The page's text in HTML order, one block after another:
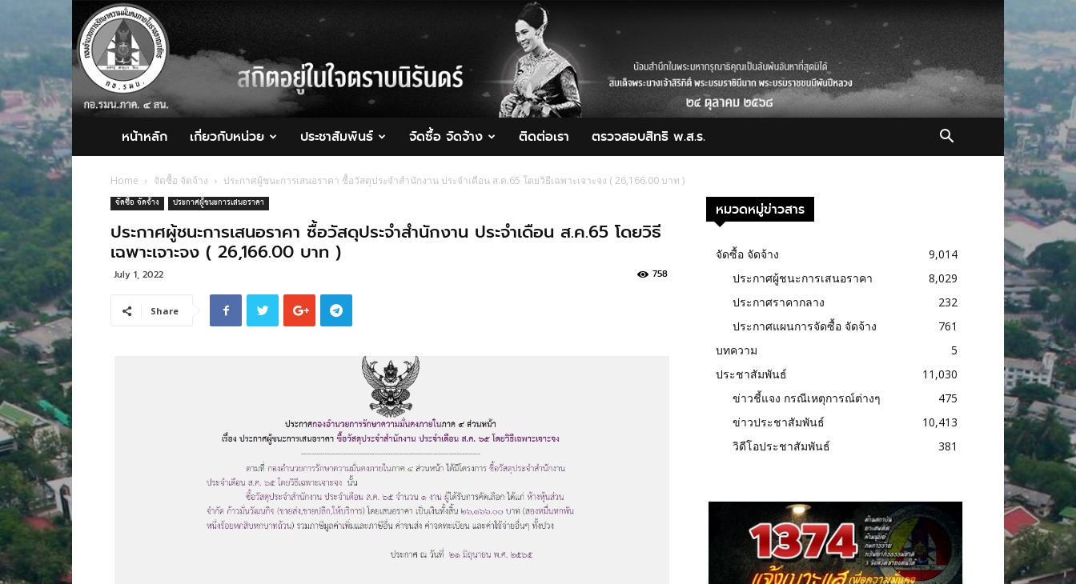
กอ.รมน.ภาค
4
สน.
หน้าหลัก เกี่ยวกับหน่วย ประชาสัมพันธ์ จัดซื้อ จัดจ้าง ติดต่อเรา ตรวจสอบสิทธิ พ.ส.ร.
Home จัดซื้อ จัดจ้าง ประกาศผู้ชนะการเสนอราคา ซื้อวัสดุประจำสำนักงาน ประจำเดือน ส.ค.65 โดยวิธีเฉพาะเจาะจง ( 26,166.00 บาท )
จัดซื้อ จัดจ้าง ประกาศผู้ชนะการเสนอราคา
ประกาศผู้ชนะการเสนอราคา ซื้อวัสดุประจำสำนักงาน ประจำเดือน ส.ค.65 โดยวิธี
เฉพาะเจาะจง ( 26,166.00 บาท )
July 1, 2022 758
Share
หมวดหมู่ข่าวสาร
จัดซื้อ จัดจ้าง
9,014
ประกาศผู้ชนะการเสนอราคา
8,029
ประกาศราคากลาง
232
ประกาศแผนการจัดซื้อ จัดจ้าง
761
บทความ
5
ประชาสัมพันธ์
11,030
ข่าวชี้แจง กรณีเหตุการณ์ต่างๆ
475
ข่าวประชาสัมพันธ์
10,413
วิดีโอประชาสัมพันธ์
381